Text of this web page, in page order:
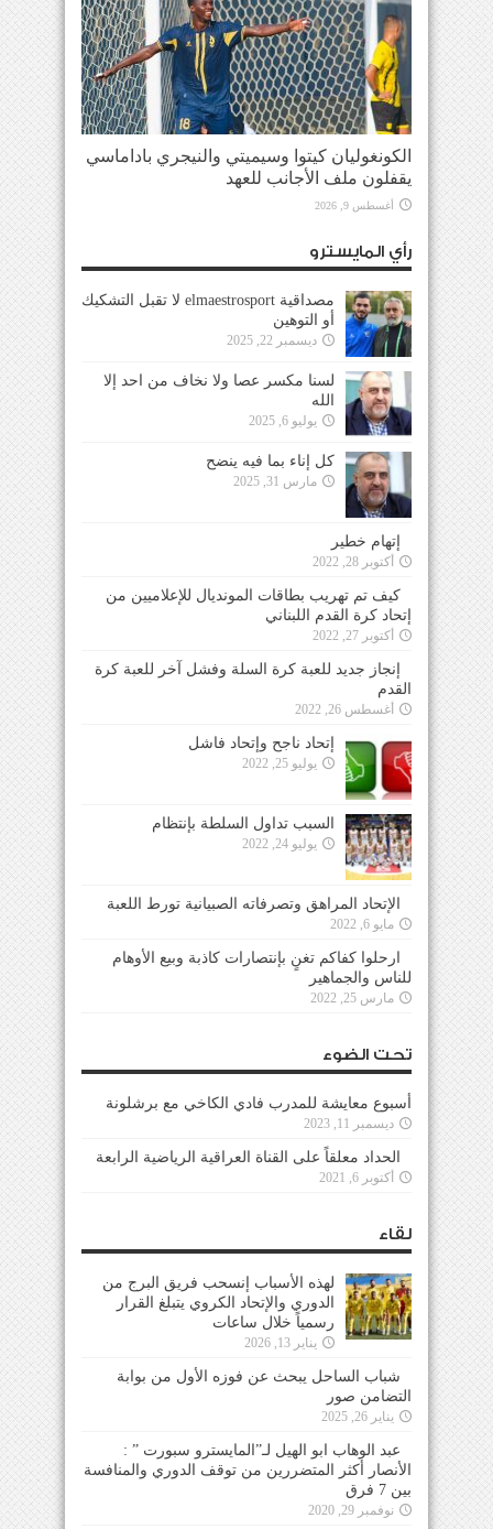
الكونغوليان كيتوا وسيميتي والنيجري باداماسي
يقفلون ملف الأجانب للعهد
أغسطس 9, 2026
رأي المايسترو
مصداقية elmaestrosport لا تقبل التشكيك
أو التوهين
ديسمبر 22, 2025
لسنا مكسر عصا ولا نخاف من احد إلا
الله
يوليو 6, 2025
كل إناء بما فيه ينضح
مارس 31, 2025
إتهام خطير
أكتوبر 28, 2022
كيف تم تهريب بطاقات المونديال للإعلاميين من
إتحاد كرة القدم اللبناني
أكتوبر 27, 2022
إنجاز جديد للعبة كرة السلة وفشل آخر للعبة كرة
القدم
أغسطس 26, 2022
إتحاد ناجح وإتحاد فاشل
يوليو 25, 2022
السبب تداول السلطة بإنتظام
يوليو 24, 2022
الإتحاد المراهق وتصرفاته الصبيانية تورط اللعبة
مايو 6, 2022
ارحلوا كفاكم تغنٍ بإنتصارات كاذبة وبيع الأوهام
للناس والجماهير
مارس 25, 2022
تحت الضوء
أسبوع معايشة للمدرب فادي الكاخي مع برشلونة
ديسمبر 11, 2023
الحداد معلقاً على القناة العراقية الرياضية الرابعة
أكتوبر 6, 2021
لقاء
لهذه الأسباب إنسحب فريق البرج من
الدوري والإتحاد الكروي يتبلغ القرار
رسمياً خلال ساعات
يناير 13, 2026
شباب الساحل يبحث عن فوزه الأول من بوابة
التضامن صور
يناير 26, 2025
عبد الوهاب ابو الهيل لـ”المايسترو سبورت ” :
الأنصار أكثر المتضررين من توقف الدوري والمنافسة
بين 7 فرق
نوفمبر 29, 2020